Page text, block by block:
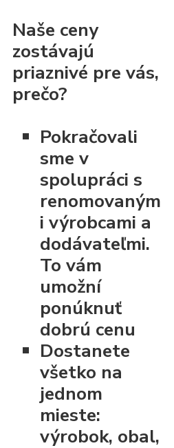
Naše ceny
zostávajú
priaznivé pre vás,
prečo?
Pokračovali
sme v
spolupráci s
renomovaným
i výrobcami a
dodávateľmi.
To vám
umožní
ponúknuť
dobrú cenu
Dostanete
všetko na
jednom
mieste:
výrobok, obal,